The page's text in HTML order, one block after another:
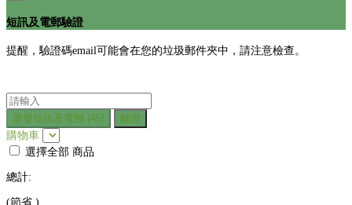
短訊及電郵驗證
提醒，驗證碼email可能會在您的垃圾郵件夾中，請注意檢查。
重發短訊及電郵 (45)
驗證
購物車
選擇全部 商品
總計:
(節省 )